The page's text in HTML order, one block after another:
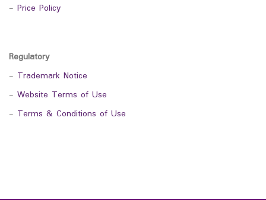
- Price Policy
Regulatory
- Trademark Notice
- Website Terms of Use
- Terms & Conditions of Use